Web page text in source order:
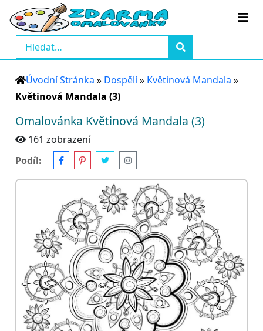
Úvodní Stránka » Dospělí» Květinová Mandala »
Květinová Mandala (3)
Omalovánka Květinová Mandala (3)
161 zobrazení
Podíl: